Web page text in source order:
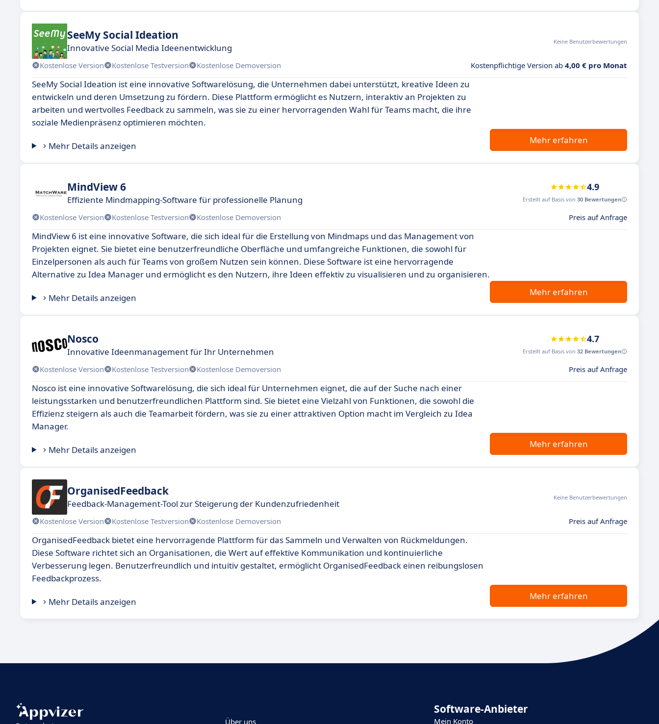
SeeMy Social Ideation
Innovative Social Media Ideenentwicklung
Keine Benutzerbewertungen
Kostenlose Version Kostenlose Testversion Kostenlose Demoversion Kostenpflichtige Version ab 4,00 € pro Monat
SeeMy Social Ideation ist eine innovative Softwarelösung, die Unternehmen dabei unterstützt, kreative Ideen zu
entwickeln und deren Umsetzung zu fördern. Diese Plattform ermöglicht es Nutzern, interaktiv an Projekten zu
arbeiten und wertvolles Feedback zu sammeln, was sie zu einer hervorragenden Wahl für Teams macht, die ihre
soziale Medienpräsenz optimieren möchten.
Mehr Details anzeigen
Mehr erfahren
MindView 6
Effiziente Mindmapping-Software für professionelle Planung
4.9
Erstellt auf Basis von 30 Bewertungen
Kostenlose Version Kostenlose Testversion Kostenlose Demoversion Preis auf Anfrage
MindView 6 ist eine innovative Software, die sich ideal für die Erstellung von Mindmaps und das Management von
Projekten eignet. Sie bietet eine benutzerfreundliche Oberfläche und umfangreiche Funktionen, die sowohl für
Einzelpersonen als auch für Teams von großem Nutzen sein können. Diese Software ist eine hervorragende
Alternative zu Idea Manager und ermöglicht es den Nutzern, ihre Ideen effektiv zu visualisieren und zu organisieren.
Mehr Details anzeigen
Mehr erfahren
Nosco
Innovative Ideenmanagement für Ihr Unternehmen
4.7
Erstellt auf Basis von 32 Bewertungen
Kostenlose Version Kostenlose Testversion Kostenlose Demoversion Preis auf Anfrage
Nosco ist eine innovative Softwarelösung, die sich ideal für Unternehmen eignet, die auf der Suche nach einer
leistungsstarken und benutzerfreundlichen Plattform sind. Sie bietet eine Vielzahl von Funktionen, die sowohl die
Effizienz steigern als auch die Teamarbeit fördern, was sie zu einer attraktiven Option macht im Vergleich zu Idea
Manager.
Mehr Details anzeigen
Mehr erfahren
OrganisedFeedback
Feedback-Management-Tool zur Steigerung der Kundenzufriedenheit
Keine Benutzerbewertungen
Kostenlose Version Kostenlose Testversion Kostenlose Demoversion Preis auf Anfrage
OrganisedFeedback bietet eine hervorragende Plattform für das Sammeln und Verwalten von Rückmeldungen.
Diese Software richtet sich an Organisationen, die Wert auf effektive Kommunikation und kontinuierliche
Verbesserung legen. Benutzerfreundlich und intuitiv gestaltet, ermöglicht OrganisedFeedback einen reibungslosen
Feedbackprozess.
Mehr Details anzeigen
Mehr erfahren
Über uns
Software-Anbieter
Mein Konto